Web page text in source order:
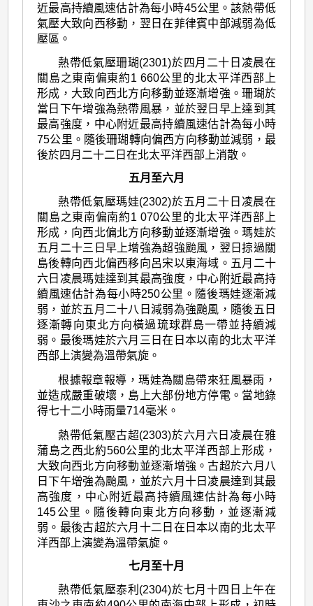
近最高持續風速估計為每小時45公里。該熱帶低
氣壓大致向西移動，翌日在菲律賓中部減弱為低
壓區。
熱帶低氣壓珊瑚(2301)於四月二十日凌晨在
關島之東南偏東約1 660公里的北太平洋西部上
形成，大致向西北方向移動並逐漸增強。珊瑚於
當日下午增強為熱帶風暴，並於翌日早上達到其
最高強度，中心附近最高持續風速估計為每小時
75公里。隨後珊瑚轉向偏西方向移動並減弱，最
後於四月二十二日在北太平洋西部上消散。
五月至六月
熱帶低氣壓瑪娃(2302)於五月二十日凌晨在
關島之東南偏南約1 070公里的北太平洋西部上
形成，向西北偏北方向移動並逐漸增強。瑪娃於
五月二十三日早上增強為超強颱風，翌日掠過關
島後轉向西北偏西移向呂宋以東海域。五月二十
六日凌晨瑪娃達到其最高強度，中心附近最高持
續風速估計為每小時250公里。隨後瑪娃逐漸減
弱，並於五月二十八日減弱為強颱風，隨後五日
逐漸轉向東北方向橫過琉球群島一帶並持續減
弱。最後瑪娃於六月三日在日本以南的北太平洋
西部上演變為溫帶氣旋。
根據報章報導，瑪娃為關島帶來狂風暴雨，
並造成嚴重破壞，島上大部份地方停電。當地錄
得七十二小時雨量714毫米。
熱帶低氣壓古超(2303)於六月六日凌晨在雅
蒲島之西北約560公里的北太平洋西部上形成，
大致向西北方向移動並逐漸增強。古超於六月八
日下午增強為颱風，並於六月十日凌晨達到其最
高強度，中心附近最高持續風速估計為每小時
145公里。隨後轉向東北方向移動，並逐漸減
弱。最後古超於六月十二日在日本以南的北太平
洋西部上演變為溫帶氣旋。
七月至十月
熱帶低氣壓泰利(2304)於七月十四日上午在